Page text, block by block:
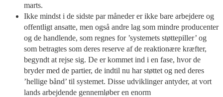
marts.
Ikke mindst i de sidste par måneder er ikke bare arbejdere og
offentligt ansatte, men også andre lag som mindre producenter
og de handlende, som regnes for ’systemets støttepiller’ og
som betragtes som deres reserve af de reaktionære kræfter,
begyndt at rejse sig. De er kommet ind i en fase, hvor de
bryder med de partier, de indtil nu har støttet og ned deres
’hellige bånd’ til systemet. Disse udviklinger antyder, at vort
lands arbejdende gennemløber en enorm